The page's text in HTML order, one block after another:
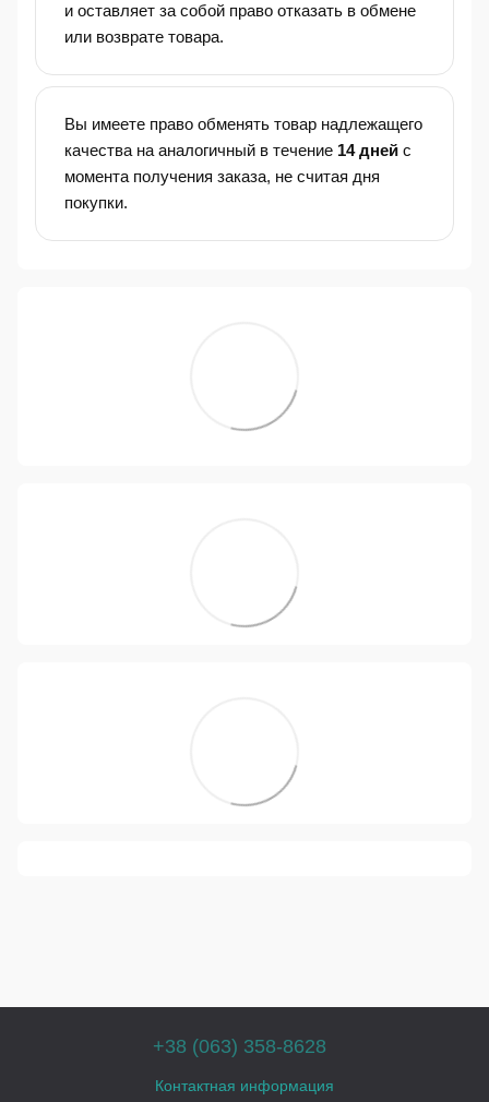
и оставляет за собой право отказать в обмене
или возврате товара.
Вы имеете право обменять товар надлежащего
качества на аналогичный в течение 14 дней с
момента получения заказа, не считая дня
покупки.
+38 (063) 358-8628
Контактная информация